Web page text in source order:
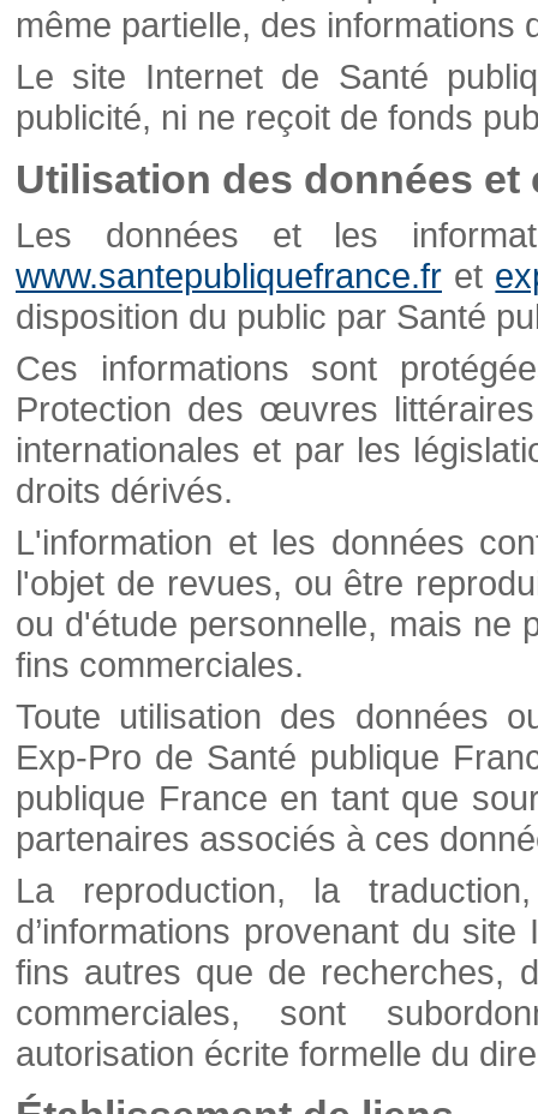
même partielle, des informations
Le site Internet de Santé
publicité, ni ne reçoit de fonds
Utilisation des données et
Les données et les
www.santepubliquefrance.fr et
disposition du public par Santé
Ces informations sont
Protection des œuvres
internationales et par les
droits dérivés.
L'information et les données
l'objet de revues, ou être
ou d'étude personnelle, mais ne
fins commerciales.
Toute utilisation des données
Exp-Pro de Santé publique
publique France en tant que
partenaires associés à ces
La reproduction, la
d’informations provenant du
fins autres que de recherches,
commerciales, sont
autorisation écrite formelle du